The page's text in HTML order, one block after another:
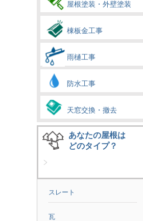
屋根塗装・外壁塗装
棟板金工事
雨樋工事
防水工事
天窓交換・撤去
あなたの屋根は
どのタイプ？
スレート
瓦